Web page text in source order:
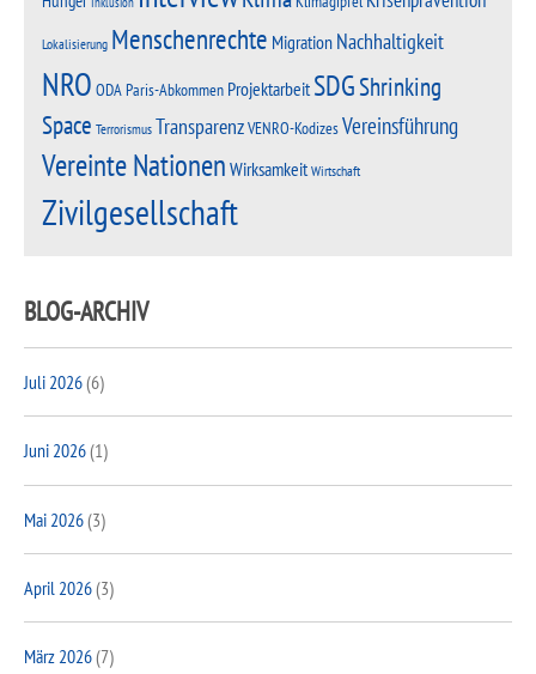
Lokalisierung Menschenrechte Migration Nachhaltigkeit
NRO ODAParis-Abkommen ProjektarbeitSDGShrinking
Space TerrorismusTransparenzVENRO-KodizesVereinsführung
Vereinte Nationen Wirksamkeit Wirtschaft
Zivilgesellschaft
BLOG-ARCHIV
Juli 2026(6)
Juni 2026(1)
Mai 2026(3)
April 2026(3)
März 2026(7)